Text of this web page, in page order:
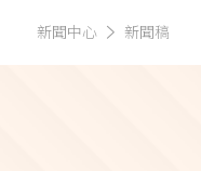
新聞中心 新聞稿